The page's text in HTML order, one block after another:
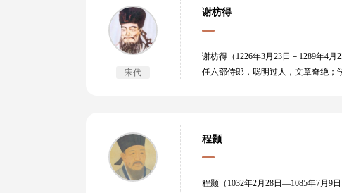
术性和思想性，有“宋诗开山祖师”之
宋代
谢枋得
谢枋得（1226年3月23日－1289年4
任六部侍郎，聪明过人，文章奇绝；
程颢
程颢（1032年2月28日—1085年7月9